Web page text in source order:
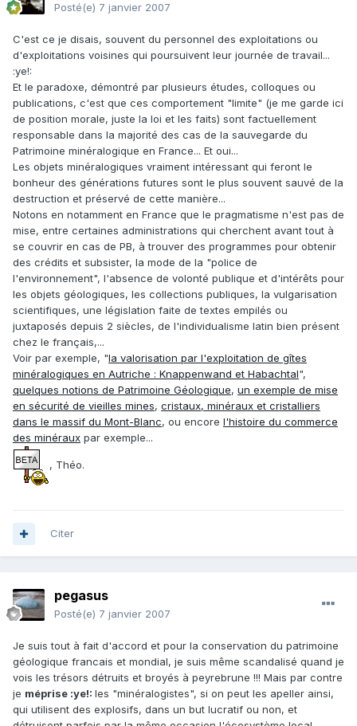
Posté(e) 7 janvier 2007
C'est ce je disais, souvent du personnel des exploitations ou
d'exploitations voisines qui poursuivent leur journée de travail...
:ye!:
Et le paradoxe, démontré par plusieurs études, colloques ou
publications, c'est que ces comportement "limite" (je me garde ici
de position morale, juste la loi et les faits) sont factuellement
responsable dans la majorité des cas de la sauvegarde du
Patrimoine minéralogique en France... Et oui...
Les objets minéralogiques vraiment intéressant qui feront le
bonheur des générations futures sont le plus souvent sauvé de la
destruction et préservé de cette manière...
Notons en notamment en France que le pragmatisme n'est pas de
mise, entre certaines administrations qui cherchent avant tout à
se couvrir en cas de PB, à trouver des programmes pour obtenir
des crédits et subsister, la mode de la "police de
l'environnement", l'absence de volonté publique et d'intérêts pour
les objets géologiques, les collections publiques, la vulgarisation
scientifiques, une législation faite de textes empilés ou
juxtaposés depuis 2 siècles, de l'individualisme latin bien présent
chez le français,...
Voir par exemple, "la valorisation par l'exploitation de gîtes
minéralogiques en Autriche : Knappenwand et Habachtal",
quelques notions de Patrimoine Géologique, un exemple de mise
en sécurité de vieilles mines, cristaux, minéraux et cristalliers
dans le massif du Mont-Blanc, ou encore l'histoire du commerce
des minéraux par exemple...
, Théo.
Citer
pegasus
Posté(e) 7 janvier 2007
Je suis tout à fait d'accord et pour la conservation du patrimoine
géologique francais et mondial, je suis même scandalisé quand je
vois les trésors détruits et broyés à peyrebrune !!! Mais par contre
je méprise :ye!: les "minéralogistes", si on peut les apeller ainsi,
qui utilisent des explosifs, dans un but lucratif ou non, et